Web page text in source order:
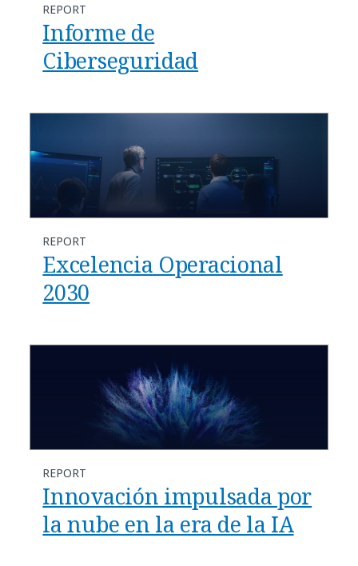
REPORT
Informe de
Ciberseguridad
REPORT
Excelencia Operacional
2030
REPORT
Innovación impulsada por
la nube en la era de la IA